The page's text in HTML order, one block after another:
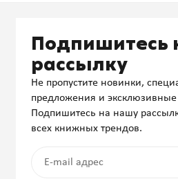
Подпишитесь
рассылку
Не пропустите новинки,
предложения и эксклюзивные
Подпишитесь на нашу
всех книжных трендов.